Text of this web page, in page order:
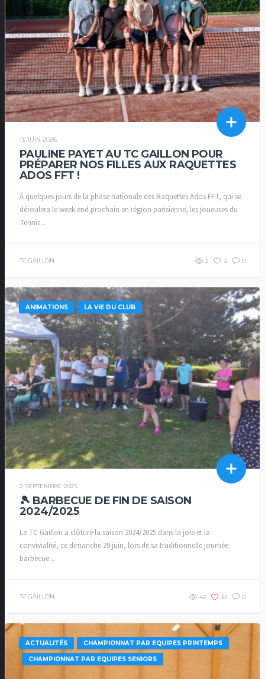
13 JUIN 2026
PAULINE PAYET AU TC GAILLON POUR
PRÉPARER NOS FILLES AUX RAQUETTES
ADOS FFT !
À quelques jours de la phase nationale des Raquettes Ados FFT, qui se
déroulera le week-end prochain en région parisienne, les joueuses du
Tennis...
TC GAILLON 2 2 0
ANIMATIONS LA VIE DU CLUB
2 SEPTEMBRE 2025
🎾 BARBECUE DE FIN DE SAISON
2024/2025
Le TC Gaillon a clôturé la saison 2024/2025 dans la joie et la
convivialité, ce dimanche 29 juin, lors de sa traditionnelle journée
barbecue...
TC GAILLON 42 61 0
ACTUALITÉS CHAMPIONNAT PAR EQUIPES PRINTEMPS
CHAMPIONNAT PAR EQUIPES SENIORS